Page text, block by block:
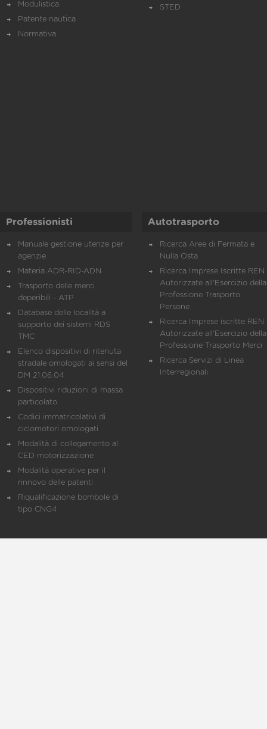
Modulistica
Patente nautica
Normativa
STED
Professionisti
Manuale gestione utenze per
agenzie
Materia ADR-RID-ADN
Trasporto delle merci
deperibili - ATP
Database delle località a
supporto dei sistemi RDS
TMC
Elenco dispositivi di ritenuta
stradale omologati ai sensi del
DM 21.06.04
Dispositivi riduzioni di massa
particolato
Codici immatricolativi di
ciclomotori omologati
Modalità di collegamento al
CED motorizzazione
Modalità operative per il
rinnovo delle patenti
Riqualificazione bombole di
tipo CNG4
Autotrasporto
Ricerca Aree di Fermata e
Nulla Osta
Ricerca Imprese Iscritte REN
Autorizzate all'Esercizio della
Professione Trasporto
Persone
Ricerca Imprese iscritte REN
Autorizzate all'Esercizio della
Professione Trasporto Merci
Ricerca Servizi di Linea
Interregionali